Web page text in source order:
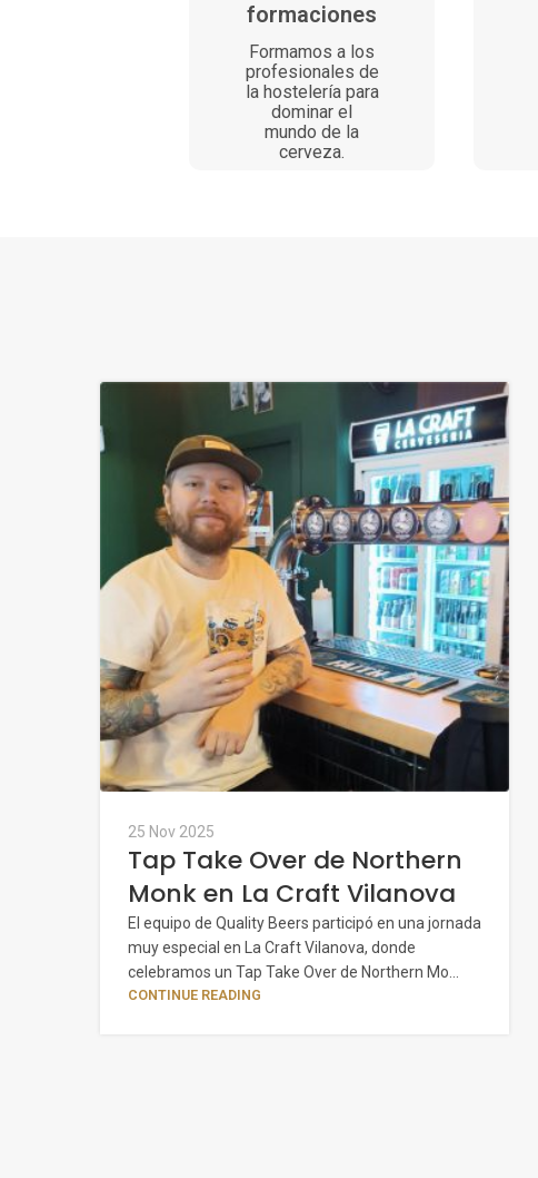
formaciones
Formamos a los
profesionales de
la hostelería para
dominar el
mundo de la
cerveza.
25 Nov 2025
Tap Take Over de Northern
Monk en La Craft Vilanova
El equipo de Quality Beers participó en una jornada
muy especial en La Craft Vilanova, donde
celebramos un Tap Take Over de Northern Mo...
CONTINUE READING